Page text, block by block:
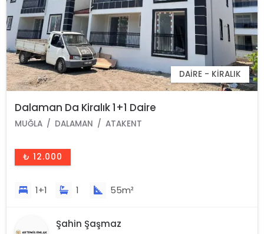
DAIRE - KIRALIK
Dalaman Da Kiralık 1+1 Daire
MUĞLA DALAMAN ATAKENT
₺ 12.000
1+1 1 55m²
Şahin Şaşmaz